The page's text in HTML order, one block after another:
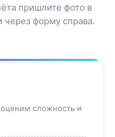
пришлите фото в
форму справа.
сложность и